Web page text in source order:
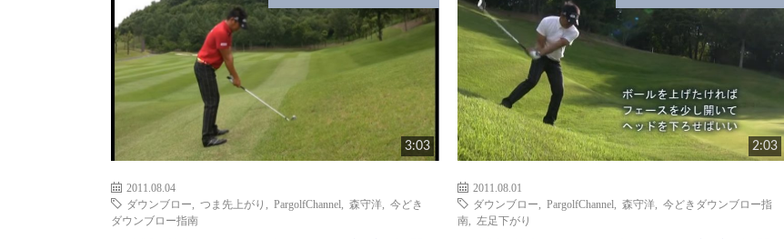
3:03
2011.08.04
ダウンブロー
つま先上がり PargolfChannel 森守洋
今どき
ダウンブロー指南
2:03
2011.08.01
ダウンブロー
,PargolfChannel ,森守洋 ,今どきダウンブロー指
南
左足下がり